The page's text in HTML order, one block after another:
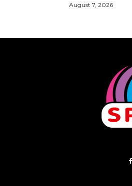
August 7, 2026